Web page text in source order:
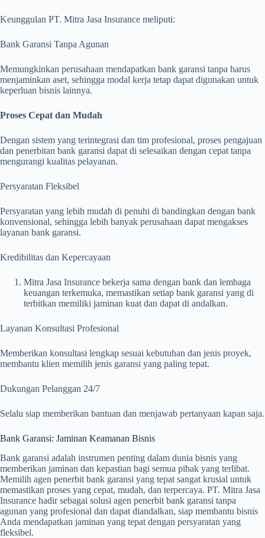
Keunggulan PT. Mitra Jasa Insurance meliputi:
Bank Garansi Tanpa Agunan
Memungkinkan perusahaan mendapatkan bank garansi tanpa harus
menjaminkan aset, sehingga modal kerja tetap dapat digunakan untuk
keperluan bisnis lainnya.
Proses Cepat dan Mudah
Dengan sistem yang terintegrasi dan tim profesional, proses pengajuan
dan penerbitan bank garansi dapat di selesaikan dengan cepat tanpa
mengurangi kualitas pelayanan.
Persyaratan Fleksibel
Persyaratan yang lebih mudah di penuhi di bandingkan dengan bank
konvensional, sehingga lebih banyak perusahaan dapat mengakses
layanan bank garansi.
Kredibilitas dan Kepercayaan
Mitra Jasa Insurance bekerja sama dengan bank dan lembaga
keuangan terkemuka, memastikan setiap bank garansi yang di
terbitkan memiliki jaminan kuat dan dapat di andalkan.
Layanan Konsultasi Profesional
Memberikan konsultasi lengkap sesuai kebutuhan dan jenis proyek,
membantu klien memilih jenis garansi yang paling tepat.
Dukungan Pelanggan 24/7
Selalu siap memberikan bantuan dan menjawab pertanyaan kapan saja.
Bank Garansi: Jaminan Keamanan Bisnis
Bank garansi adalah instrumen penting dalam dunia bisnis yang
memberikan jaminan dan kepastian bagi semua pihak yang terlibat.
Memilih agen penerbit bank garansi yang tepat sangat krusial untuk
memastikan proses yang cepat, mudah, dan terpercaya. PT. Mitra Jasa
Insurance hadir sebagai solusi agen penerbit bank garansi tanpa
agunan yang profesional dan dapat diandalkan, siap membantu bisnis
Anda mendapatkan jaminan yang tepat dengan persyaratan yang
fleksibel.